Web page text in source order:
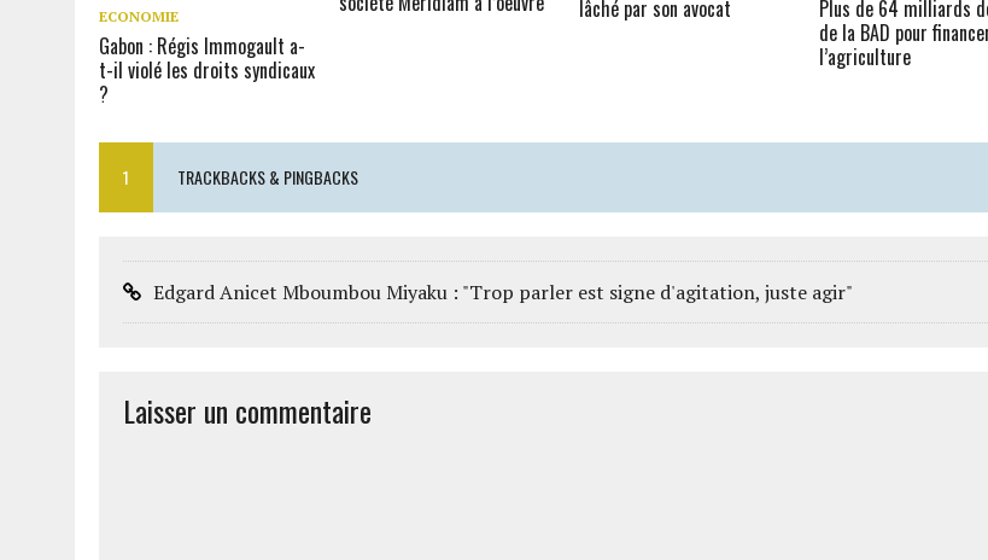
ECONOMIE
Gabon : Régis Immogault a-
t-il violé les droits syndicaux
?
lâché par son avocat
Plus de 64 milliards
de la BAD pour
l’agriculture
1 TRACKBACKS & PINGBACKS
Edgard Anicet Mboumbou Miyaku : "Trop parler est signe d'agitation, juste agir"
Laisser un commentaire